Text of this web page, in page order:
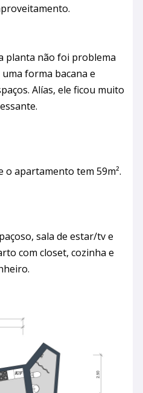
planta não foi problema
forma bacana e
Alías, ele ficou muito
o apartamento tem 59m².
sala de estar/tv e
com closet, cozinha e